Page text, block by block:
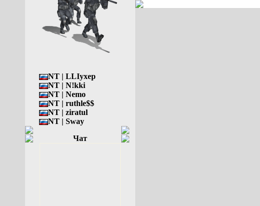
NT | LLIyxep
NT | N!kki
NT | Nemo
NT | ruthle$$
NT | ziratul
NT | Sway
Чат